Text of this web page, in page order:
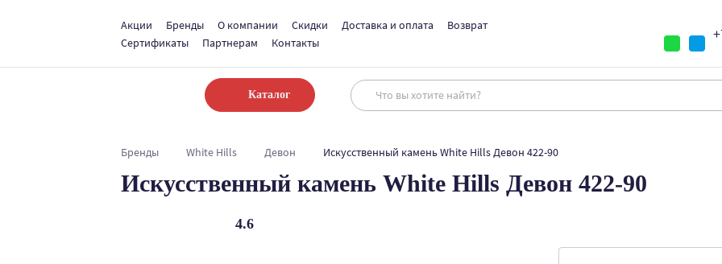
Акции Бренды О компании Скидки Доставка и оплата
Возврат
Сертификаты
Партнерам Контакты
Каталог
Бренды White Hills Девон Искусственный камень White Hills Девон 422-90
Искусственный камень White Hills Девон 422-90
4.6